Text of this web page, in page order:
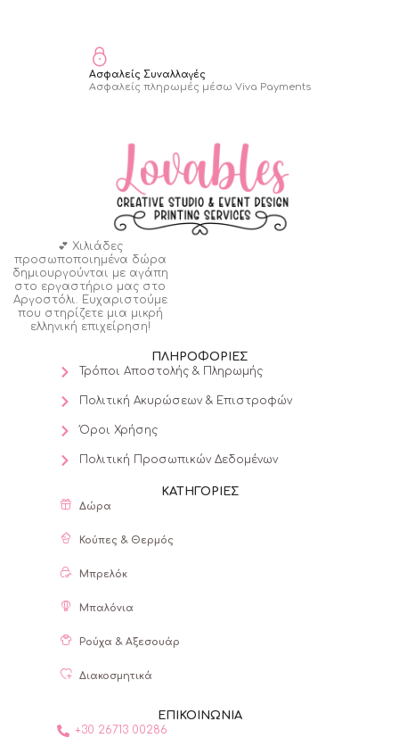
Ασφαλείς Συναλλαγές
Ασφαλείς πληρωμές μέσω Viva Payments
💕 Χιλιάδες
προσωποποιημένα δώρα
δημιουργούνται με αγάπη
στο εργαστήριο μας στο
Αργοστόλι. Ευχαριστούμε
που στηρίζετε μια μικρή
ελληνική επιχείρηση!
ΠΛΗΡΟΦΟΡΙΕΣ
Τρόποι Αποστολής & Πληρωμής
Πολιτική Ακυρώσεων & Επιστροφών
Όροι Χρήσης
Πολιτική Προσωπικών Δεδομένων
ΚΑΤΗΓΟΡΙΕΣ
Δώρα
Κούπες & Θερμός
Μπρελόκ
Μπαλόνια
Ρούχα & Αξεσουάρ
Διακοσμητικά
ΕΠΙΚΟΙΝΩΝΙΑ
+30 26713 00286